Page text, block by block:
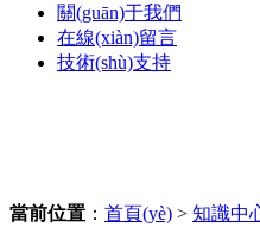
關(guān)于我們
在線(xiàn)留言
技術(shù)支持
當前位置 ： 首頁(yè) > 知識中